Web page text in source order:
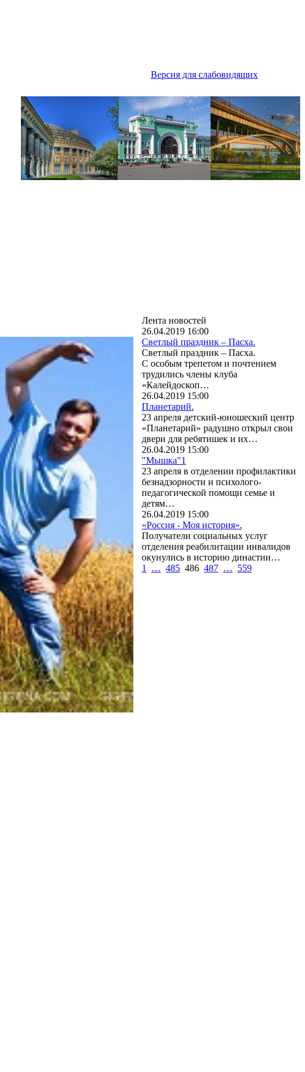
Версия для слабовидящих
Лента новостей
26.04.2019 16:00
Светлый праздник – Пасха.
Светлый праздник – Пасха.
С особым трепетом и почтением
трудились члены клуба
«Калейдоскоп…
26.04.2019 15:00
Планетарий.
23 апреля детский-юношеский центр
«Планетарий» радушно открыл свои
двери для ребятишек и их…
26.04.2019 15:00
"Мышка"1
23 апреля в отделении профилактики
безнадзорности и психолого-
педагогической помощи семье и
детям…
26.04.2019 15:00
«Россия - Моя история».
Получатели социальных услуг
отделения реабилитации инвалидов
окунулись в историю династии…
1
… 485 486 487 … 559